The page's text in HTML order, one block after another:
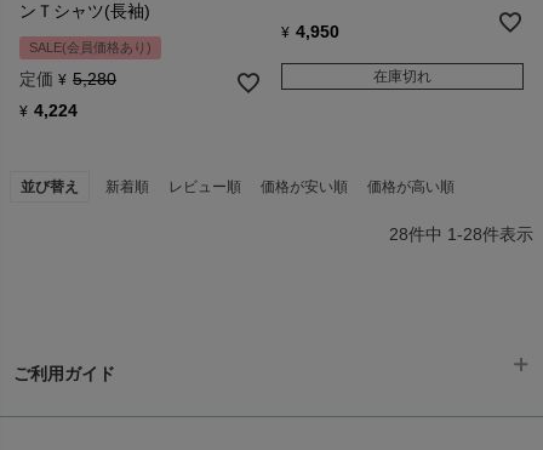
ンＴシャツ(長袖)
SALE(会員価格あり)
定価 ¥ 5,280
¥ 4,224
¥ 4,950
在庫切れ
並び替え 新着順 レビュー順 価格が安い順 価格が高い順
28件中 1-28件表示
ご利用ガイド